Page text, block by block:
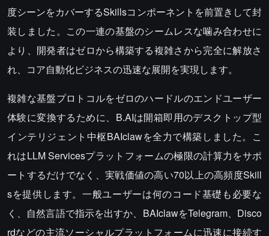
度シーンをカバーするSkillsコンポーネントを前置きして封
装しました。この一連の基盤のシームレスな噛み合わせに
より、開発者はゼロから構築する複雑さから完全に解放さ
れ、コア自動化ビジネスの迅速な展開を実現します。
複雑な基盤プロトコルをゼロのハードルのエンドユーザー
体験に変換するために、B.AIは開箱即用のデスクトップ型
インテリジェント中枢BAIclawを全力で構築しました。こ
れはLLM Servicesプラットフォームの極限の計算力をサポ
ートするだけでなく、実戦価値の高い70以上の高頻度Skill
sを提供します。一般ユーザーは何のコード基礎も必要な
く、自然言語で指示を出すか、BAIclawをTelegram、Disco
rdなどの主流ソーシャルプラットフォームに迅速に接続す